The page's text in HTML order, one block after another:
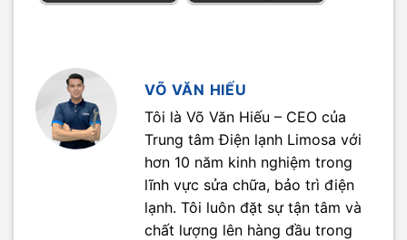
VÕ VĂN HIẾU
Tôi là Võ Văn Hiếu – CEO của
Trung tâm Điện lạnh Limosa với
hơn 10 năm kinh nghiệm trong
lĩnh vực sửa chữa, bảo trì điện
lạnh. Tôi luôn đặt sự tận tâm và
chất lượng lên hàng đầu trong